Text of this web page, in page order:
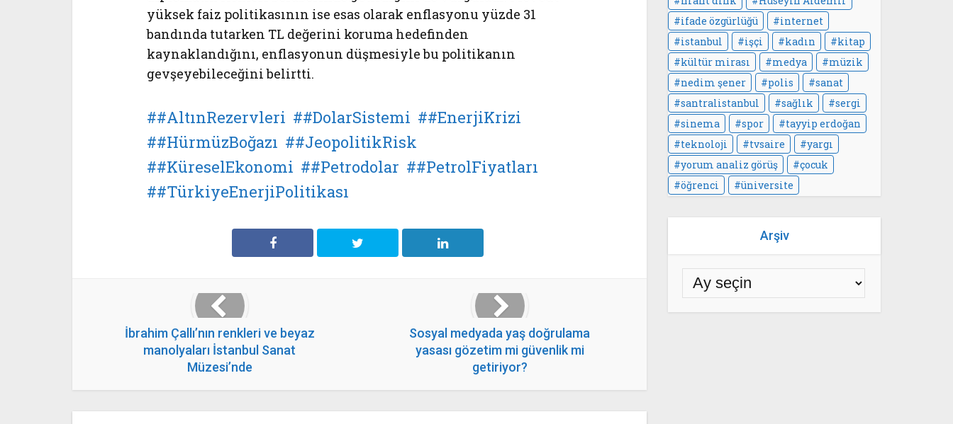
yüksek faiz politikasının ise esas olarak enflasyonu yüzde 31
bandında tutarken TL değerini koruma hedefinden
kaynaklandığını, enflasyonun düşmesiyle bu politikanın
gevşeyebileceğini belirtti.
#AltınRezervleri #DolarSistemi
#EnerjiKrizi
#HürmüzBoğazı
#JeopolitikRisk
#KüreselEkonomi
#Petrodolar
#PetrolFiyatları
#TürkiyeEnerjiPolitikası
İbrahim Çallı’nın renkleri ve beyaz
manolyaları İstanbul Sanat
Müzesi’nde
Sosyal medyada yaş doğrulama
yasası gözetim mi güvenlik mi
getiriyor?
ifade özgürlüğü
internet
istanbul
işçi kadın
kitap
kültür mirası
medya
müzik
nedim şener
polis
sanat
santralistanbul
sağlık
sergi
sinema
spor
tayyip erdoğan
teknoloji
tvsaire
yargı
yorum analiz görüş
çocuk
öğrenci
üniversite
Arşiv